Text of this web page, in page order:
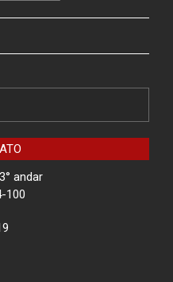
Promovendo a
sobre
impacta a
Itapevi- São Paulo
de Pilhas e
andar
100